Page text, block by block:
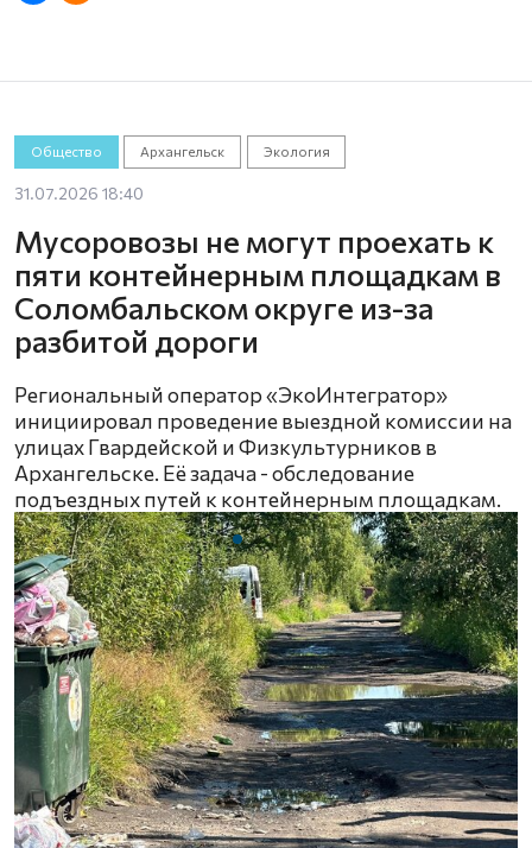
Общество Архангельск Экология
31.07.2026 18:40
Мусоровозы не могут проехать к
пяти контейнерным площадкам в
Соломбальском округе из-за
разбитой дороги
Региональный оператор «ЭкоИнтегратор»
инициировал проведение выездной комиссии на
улицах Гвардейской и Физкультурников в
Архангельске. Её задача - обследование
подъездных путей к контейнерным площадкам.